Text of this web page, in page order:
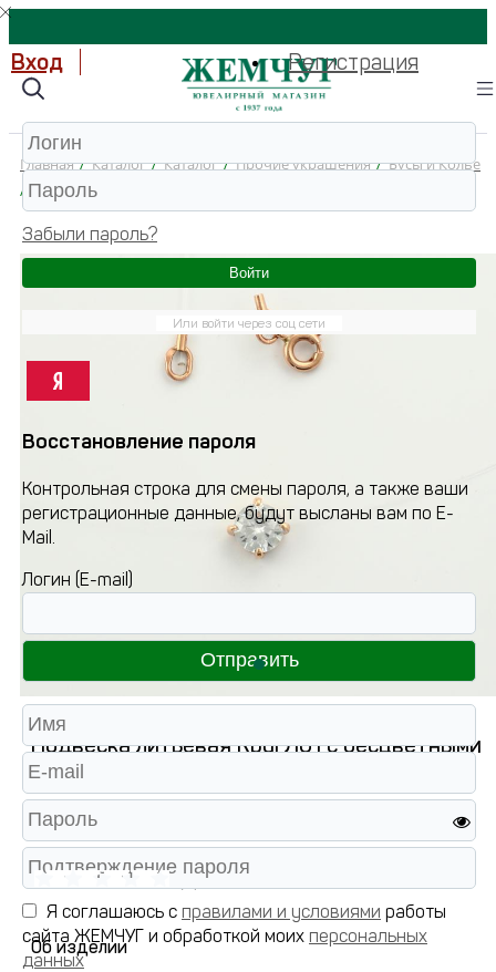
Главная / Каталог / Каталог / Прочие украшения / Бусы и Колье
/ Подвеска литьевая КругЛ01 с бесцветными фианитами
Подвеска литьевая КругЛ01 с бесцветными
фианитами
Артикул:
Об изделии
Вход Регистрация
Забыли пароль?
Войти
Или войти через соц сети
Восстановление пароля
Контрольная строка для смены пароля, а также ваши
регистрационные данные, будут высланы вам по E-
Mail.
Логин (E-mail)
Я соглашаюсь с правилами и условиями работы
сайта ЖЕМЧУГ и обработкой моих персональных
данных